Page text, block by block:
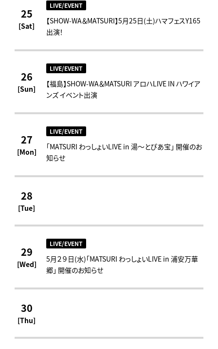
25
[Sat]
LIVE/EVENT
【SHOW-WA＆MATSURI】5月25日(土)ハマフェスY165
出演！
26
[Sun]
LIVE/EVENT
【福島】SHOW-WA＆MATSURI アロハLIVE IN ハワイア
ンズ イベント出演
27
[Mon]
LIVE/EVENT
「MATSURI わっしょいLIVE in 湯～とぴあ宝」 開催のお
知らせ
28
[Tue]
29
[Wed]
LIVE/EVENT
5月２９日(水)「MATSURI わっしょいLIVE in 浦安万華
郷」 開催のお知らせ
30
[Thu]